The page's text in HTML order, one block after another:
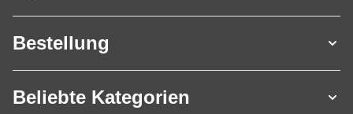
Bestellung
Beliebte Kategorien